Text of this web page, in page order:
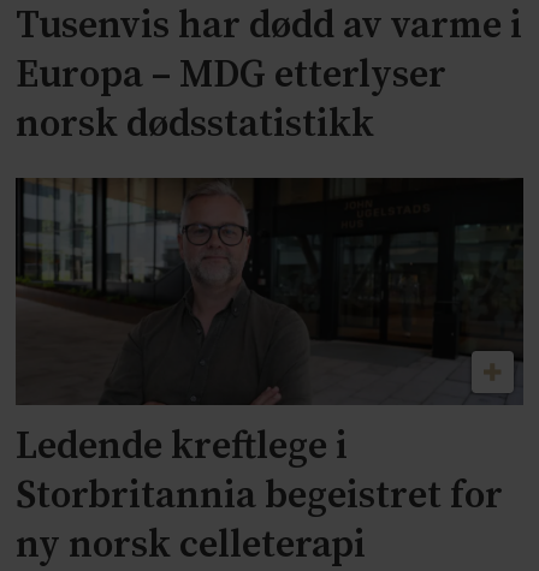
Tusenvis har dødd av varme i
Europa – MDG etterlyser
norsk dødsstatistikk
Ledende kreftlege i
Storbritannia begeistret for
ny norsk celleterapi